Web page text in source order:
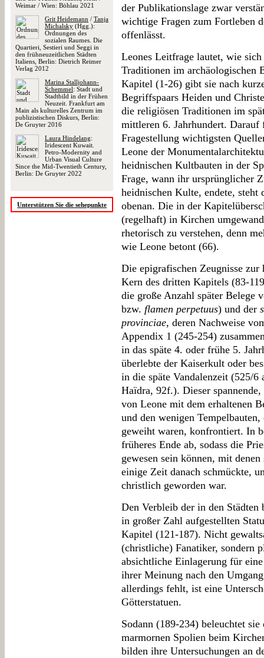
Weimar / Wien: Böhlau 2021
Grit Heidemann / Tanja
Michalsky (Hgg.):
Ordnungen des
sozialen Raumes. Die
Quartieri, Sestieri und Seggi in
den frühneuzeitlichen Städten
Italiens, Berlin: Dietrich Reimer
Verlag 2012
Marina Stalljohann-
Schemmel: Stadt und
Stadtbild in der Frühen
Neuzeit. Frankfurt am
Main als kulturelles Zentrum im
publizistischen Diskurs, Berlin:
De Gruyter 2016
Laura Hindelang:
Iridescent Kuwait.
Petro-Modernity and
Urban Visual Culture
Since the Mid-Twentieth Century,
Berlin: De Gruyter 2022
Unterstützen Sie die sehepunkte
der Publikationslage zwar
wichtige Fragen zum Fortleben
offenlässt.
Leones Leitfrage lautet, wie
Traditionen im archäologischen
Kapitel (1-26) gibt sie nach
Begriffspaars Heiden und
die religiösen Traditionen im
mittleren 6. Jahrhundert.
Fragestellung wichtigsten
Leone der
heidnischen Kultbauten in der
Frage, wann ihr ursprünglicher
heidnischen Kulte, endete, steht
obenan. Die in der
(regelhaft) in Kirchen
rhetorisch zu verstehen, denn
wie Leone betont (66).
Die epigrafischen Zeugnisse zur
Kern des dritten Kapitels (83-
die große Anzahl später Belege
bzw. flamen perpetuus) und der
provinciae, deren Nachweise
Appendix 1 (245-254)
in das späte 4. oder frühe 5.
überlebte der Kaiserkult oder
in die späte Vandalenzeit (525/
Haïdra, 92f.). Dieser
von Leone mit dem erhaltenen
und den wenigen
geweiht waren, konfrontiert. In
früheres Ende ab, sodass die
gewesen sein können, mit
einige Zeit danach schmückte,
christlich geworden war.
Den Verbleib der in den
in großer Zahl aufgestellten
Kapitel (121-187). Nicht
(christliche) Fanatiker, sondern
absichtliche Einlagerung für
ihrer Meinung nach den
allerdings fehlt, ist eine
Götterstatuen.
Sodann (189-234) beleuchtet
marmornen Spolien beim
bilden ihre Untersuchungen an